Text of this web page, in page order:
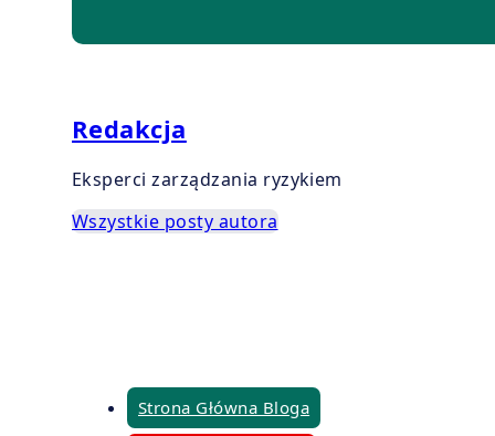
Redakcja
Eksperci zarządzania ryzykiem
Wszystkie posty autora
Strona Główna Bloga